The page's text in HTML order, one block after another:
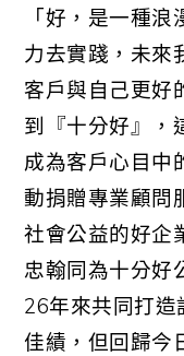
「好，是一種
力去實踐，未來
客戶與自己更好
到『十分好』，
成為客戶心目中
動捐贈專業顧問
社會公益的好企
忠翰同為十分好
26年來共同打造
佳績，但回歸今